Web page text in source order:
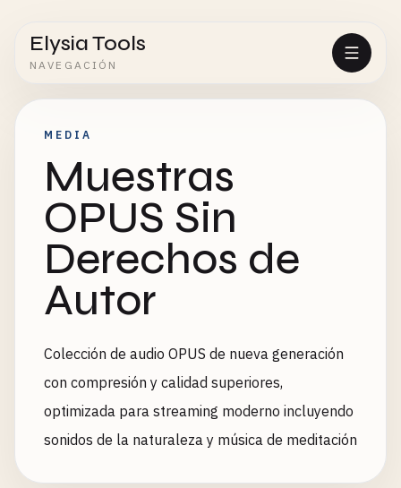
Elysia Tools
NAVEGACIÓN
MEDIA
Muestras
OPUS Sin
Derechos de
Autor
Colección de audio OPUS de nueva generación
con compresión y calidad superiores,
optimizada para streaming moderno incluyendo
sonidos de la naturaleza y música de meditación